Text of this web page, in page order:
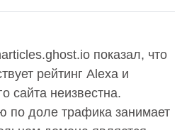
показал, что
рейтинг Alexa и
сайта неизвестна.
доле трафика занимает